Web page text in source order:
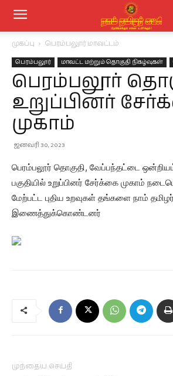
முகப்பு பெரம்பலூர் மாவட்டம்
பெரம்பலூர் மாவட்ட மற்றும் தொகுதி நிகழ்வுகள்
பெரம்பலூர்
உறுப்பினர்
முகாம்
ஜனவரி 30, 2023
பெரம்பலூர் தொகுதி, வேப்பந்தட்டை
பகுதியில் உறுப்பினர் சேர்க்கை முகாம்
மேற்பட்ட புதிய உறவுகள் தங்களை நாம்
இணைத்துக்கொண்டனர்
முந்தைய செய்தி